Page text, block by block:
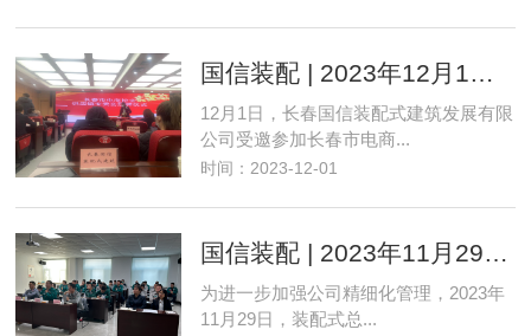
国信装配 | 2023年12月1日国信装配式受邀参加电商协会
12月1日，长春国信装配式建筑发展有限
公司受邀参加长春市电商...
时间：2023-12-01
国信装配 | 2023年11月29日PDCA酒店工程分享会
为进一步加强公司精细化管理，2023年
11月29日，装配式总...